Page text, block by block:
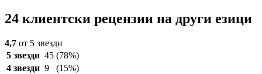
24 клиентски рецензии на други езици
4,7 от 5 звезди
5 звезди 45 (78%)
4 звезди 9
(15%)